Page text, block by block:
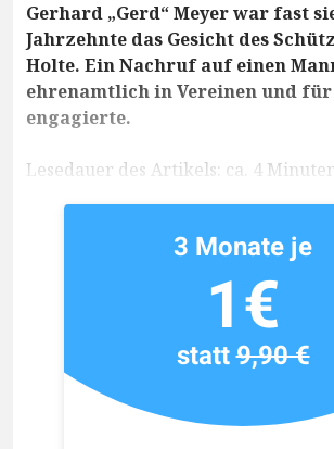
Gerhard „Gerd“ Meyer war fast
Jahrzehnte das Gesicht des
Holte. Ein Nachruf auf einen
ehrenamtlich in Vereinen und
engagierte.
Lesedauer des Artikels: ca. 4 Minuten
3 Monate je
1€
statt9,90 €